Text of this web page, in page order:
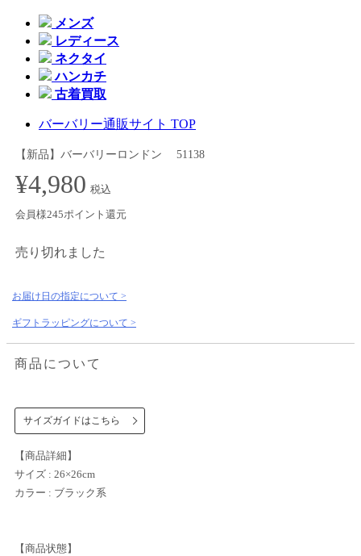
メンズ
レディース
ネクタイ
ハンカチ
古着買取
バーバリー通販サイト TOP
【新品】バーバリーロンドン 51138
¥4,980 税込
会員様245ポイント還元
売り切れました
お届け日の指定について >
ギフトラッピングについて >
商品について
サイズガイドはこちら
【商品詳細】
サイズ : 26×26cm
カラー : ブラック系
【商品状態】